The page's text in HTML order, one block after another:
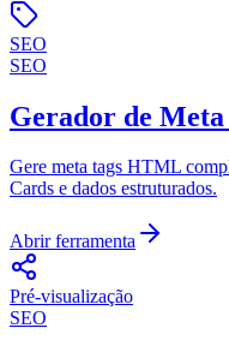
SEO
SEO
Gerador de Meta
Gere meta tags HTML
Cards e dados estruturados.
Abrir ferramenta
Pré-visualização
SEO